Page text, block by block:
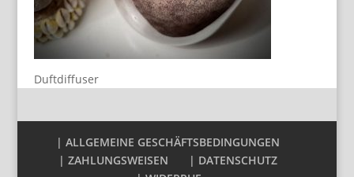
Duftdiffuser
| ALLGEMEINE GESCHÄFTSBEDINGUNGEN
| ZAHLUNGSWEISEN
| DATENSCHUTZ